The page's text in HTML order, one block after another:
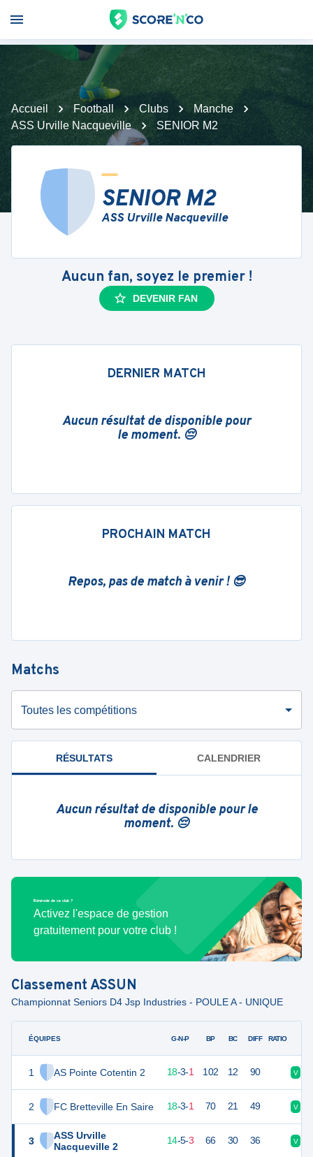
Accueil Football Clubs
Manche
ASS Urville Nacqueville
SENIOR M2
SENIOR M2
ASS Urville Nacqueville
Aucun fan, soyez le premier !
DEVENIR FAN
DERNIER MATCH
Aucun résultat de disponible pour
le moment. 😔
PROCHAIN MATCH
Repos, pas de match à venir ! 😎
Matchs
Toutes les compétitions
RÉSULTATS CALENDRIER
Aucun résultat de disponible pour le
moment. 😔
Bénévole de ce club ?
Activez l'espace de gestion
gratuitement pour votre club !
ClassementASSUN
Championnat Seniors D4 Jsp Industries - POULE A - UNIQUE
ÉQUIPES
1 AS Pointe Cotentin 2
2 FC Bretteville En Saire
3
ASS Urville
Nacqueville 2
G-N-P BP BC DIFF RATIO
57 18-3-1 102 12 90 V
57 22 18-3-1 70 21 49 V
14-5-3 66 30 36 V